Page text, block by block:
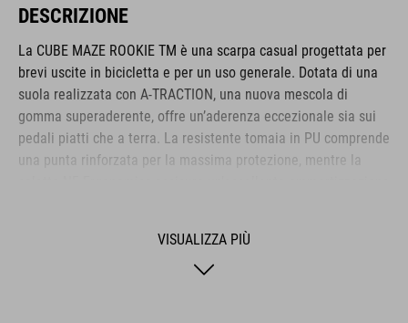
DESCRIZIONE
La CUBE MAZE ROOKIE TM è una scarpa casual progettata per
brevi uscite in bicicletta e per un uso generale. Dotata di una
suola realizzata con A-TRACTION, una nuova mescola di
gomma superaderente, offre un’aderenza eccezionale sia sui
pedali piatti che a terra. La resistente tomaia in PU comprende
una punta rinforzata per la massima protezione, mentre la
VISUALIZZA PIÙ